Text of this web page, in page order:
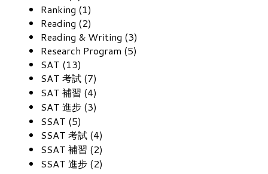
Ranking (1)
Reading (2)
Reading & Writing (3)
Research Program (5)
SAT (13)
SAT 考試 (7)
SAT 補習 (4)
SAT 進步 (3)
SSAT (5)
SSAT 考試 (4)
SSAT 補習 (2)
SSAT 進步 (2)